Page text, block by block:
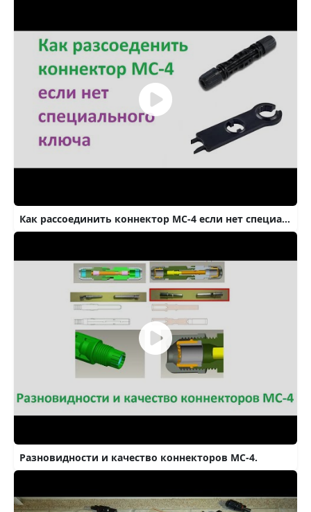
Как рассоединить коннектор МС-4 если нет специального ключа #гибридная_сес
Разновидности и качество коннекторов МС-4.